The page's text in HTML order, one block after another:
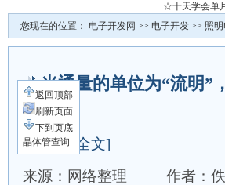
☆十天学会单
您现在的位置： 电子开发网 >> 电子开发 >> 照
光通量的单位为“流明”
义
[阅读全文]
来源：网络整理
作者：
返回顶部
刷新页面
下到页底
晶体管查询